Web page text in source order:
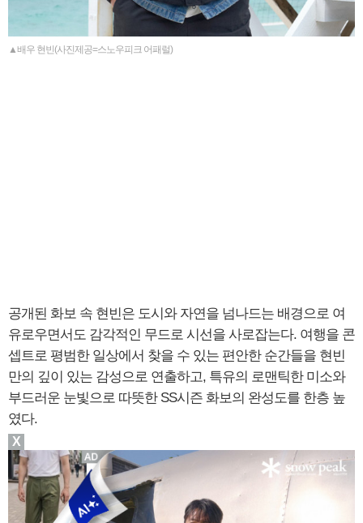
▲배우 현빈(사진제공=스노우피크 어패럴)
공개된 화보 속 현빈은 도시와 자연을 넘나드는 배경으로 여
유로우면서도 감각적인 무드로 시선을 사로잡는다. 여행을 콘
셉트로 평범한 일상에서 찾을 수 있는 편안한 순간들을 현빈
만의 깊이 있는 감성으로 연출하고, 특유의 로맨틱한 미소와
부드러운 눈빛으로 따뜻한 SS시즌 화보의 완성도를 한층 높
였다.
X